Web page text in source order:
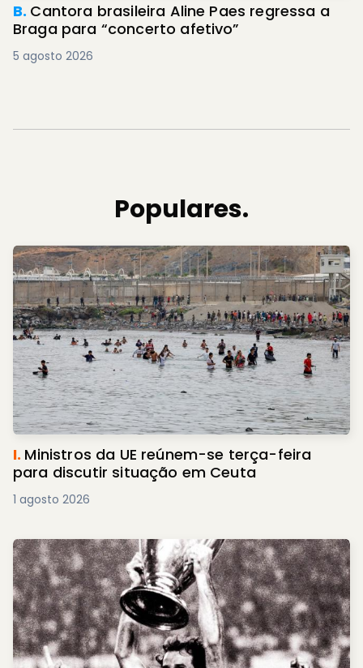
B. Cantora brasileira Aline Paes regressa a
Braga para “concerto afetivo”
5 agosto 2026
Populares.
I. Ministros da UE reúnem-se terça-feira
para discutir situação em Ceuta
1 agosto 2026